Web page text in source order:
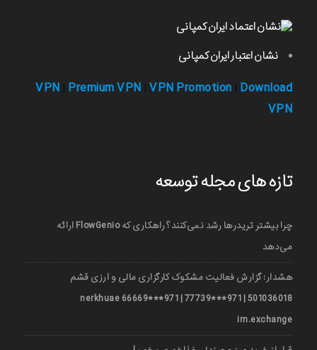
نشان اعتبار ایران کمپانی
VPN Premium VPN VPN Promotion Download
VPN
تازه های مجله توسعه
چرا بیشتر تریدرها رشد نمی‌کنند؟ راهکاری که FlowGenio ارائه
می‌دهد
هشدار: گزارش فعالیت مشکوک کارگزاری مالی و ارزی قشم
501036018 | 971***77739 | 971***66669 nerkhuae
irn.exchange